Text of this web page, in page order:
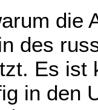
die
des
Es ist
in den